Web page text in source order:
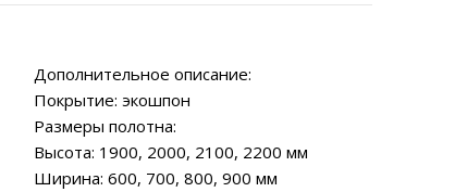
Дополнительное описание:
Покрытие: экошпон
Размеры полотна:
Высота: 1900, 2000, 2100, 2200 мм
Ширина: 600, 700, 800, 900 мм